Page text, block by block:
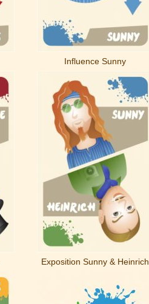
Influence Sunny
Exposition Sunny & Heinrich